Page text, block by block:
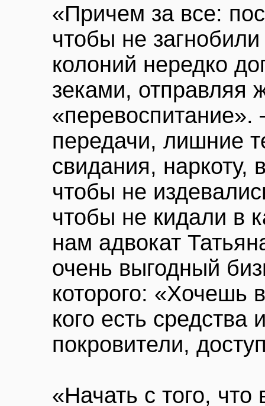
«Причем за все:
чтобы не
колоний нередко
зеками, отправляя
передачи, лишние
свидания, наркоту,
чтобы не
чтобы не кидали в
нам адвокат
очень выгодный
которого:
кого есть средства
покровители,
«Начать с того,